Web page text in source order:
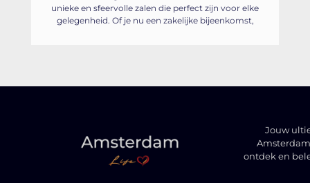
unieke en sfeervolle zalen die perfect zijn voor elke
gelegenheid. Of je nu een zakelijke bijeenkomst,
Jouw
ontdek en